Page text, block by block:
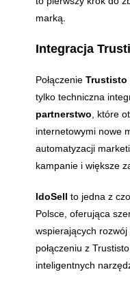
marką.
Integracja
PołączenieTrustisto
tylko techniczna
partnerstwo , które
internetowymi nowe
automatyzacji
kampanie i większe
IdoSell to jedna z
Polsce, oferująca
wspierających
połączeniu z
inteligentnych